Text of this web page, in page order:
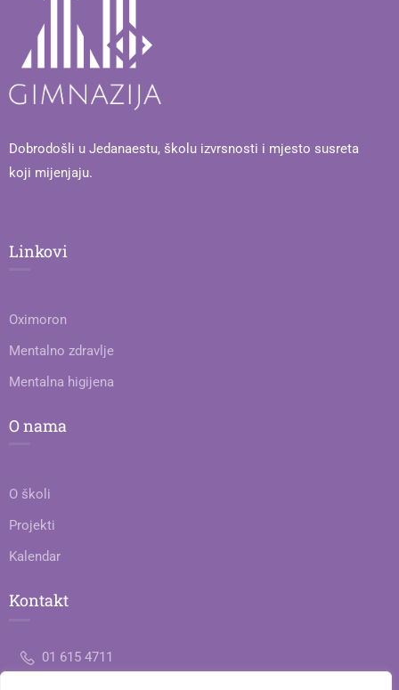
Dobrodošli u Jedanaestu, školu izvrsnosti i mjesto susreta
koji mijenjaju.
Linkovi
Oximoron
Mentalno zdravlje
Mentalna higijena
O nama
O školi
Projekti
Kalendar
Kontakt
01 615 4711